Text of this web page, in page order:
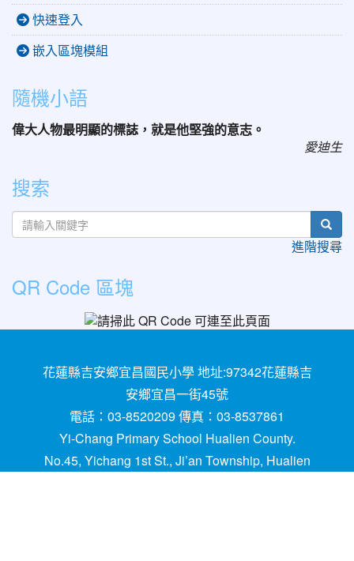
快速登入
嵌入區塊模組
隨機小語
偉大人物最明顯的標誌，就是他堅強的意志。
愛迪生
搜索
進階搜尋
QR Code 區塊
花蓮縣吉安鄉宜昌國民小學 地址:97342花蓮縣吉
安鄉宜昌一街45號
電話：03-8520209 傳真：03-8537861
Yi-Chang Primary School Hualien County.
No.45, Yichang 1st St., Ji’an Township, Hualien